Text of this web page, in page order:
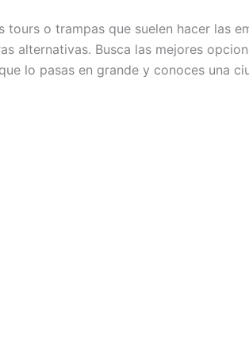
o trampas que suelen hacer las
alternativas. Busca las mejores
lo pasas en grande y conoces una